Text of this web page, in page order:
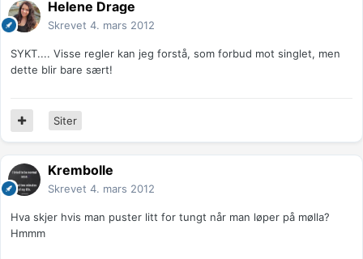
Helene Drage
Skrevet 4. mars 2012
SYKT.... Visse regler kan jeg forstå, som forbud mot singlet, men
dette blir bare sært!
Siter
Krembolle
Skrevet 4. mars 2012
Hva skjer hvis man puster litt for tungt når man løper på mølla?
Hmmm